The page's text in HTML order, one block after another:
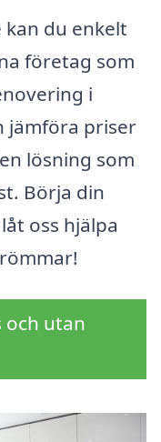
kan du enkelt
företag som
i
jämföra priser
lösning som
Börja din
oss hjälpa
och utan